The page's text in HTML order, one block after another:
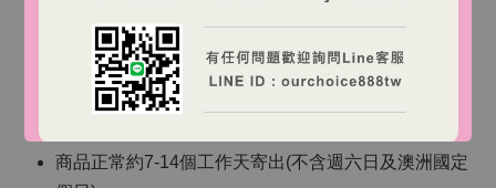
【海外跨境購物說明】
商品正常約7-14個工作天寄出(不含週六日及澳洲國定